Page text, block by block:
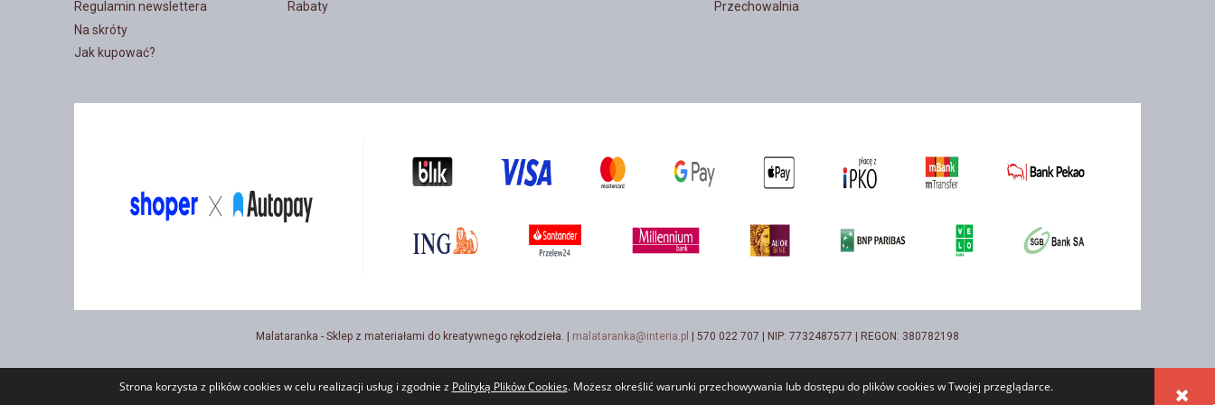
Strona korzysta z plików cookies w celu realizacji usług i zgodnie z Polityką Plików Cookies. Możesz określić warunki przechowywania lub dostępu do plików cookies w Twojej przeglądarce.
Regulamin newslettera
Na skróty
Jak kupować?
Rabaty
Przechowalnia
Malataranka - Sklep z materiałami do kreatywnego rękodzieła. | malataranka@interia.pl | 570 022 707 | NIP: 7732487577 | REGON: 380782198
Sklep internetowy Shoper.pl